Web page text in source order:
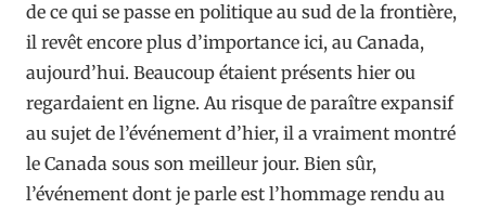
de ce qui se passe en politique au sud de la frontière,
il revêt encore plus d’importance ici, au Canada,
aujourd’hui. Beaucoup étaient présents hier ou
regardaient en ligne. Au risque de paraître expansif
au sujet de l’événement d’hier, il a vraiment montré
le Canada sous son meilleur jour. Bien sûr,
l’événement dont je parle est l’hommage rendu au